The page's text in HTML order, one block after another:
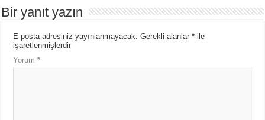
Bir yanıt yazın
E-posta adresiniz yayınlanmayacak. Gerekli alanlar* ile
işaretlenmişlerdir
Yorum*